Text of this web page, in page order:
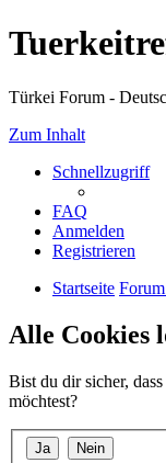
Türkei Forum -
Zum Inhalt
Schnellzugriff
FAQ
Anmelden
Registrieren
Startseite
Alle Cookies
Bist du dir sicher,
möchtest?